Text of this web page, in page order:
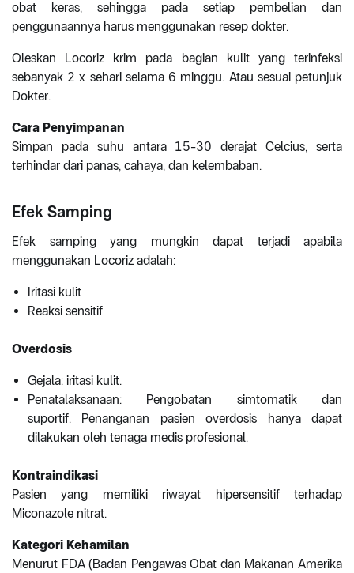
obat keras, sehingga pada setiap pembelian dan
penggunaannya harus menggunakan resep dokter.
Oleskan Locoriz krim pada bagian kulit yang terinfeksi
sebanyak 2 x sehari selama 6 minggu. Atau sesuai petunjuk
Dokter.
Cara Penyimpanan
Simpan pada suhu antara 15-30 derajat Celcius, serta
terhindar dari panas, cahaya, dan kelembaban.
Efek Samping
Efek samping yang mungkin dapat terjadi apabila
menggunakan Locoriz adalah:
Iritasi kulit
Reaksi sensitif
Overdosis
Gejala: iritasi kulit.
Penatalaksanaan: Pengobatan simtomatik dan
suportif. Penanganan pasien overdosis hanya dapat
dilakukan oleh tenaga medis profesional.
Kontraindikasi
Pasien yang memiliki riwayat hipersensitif terhadap
Miconazole nitrat.
Kategori Kehamilan
Menurut FDA (Badan Pengawas Obat dan Makanan Amerika